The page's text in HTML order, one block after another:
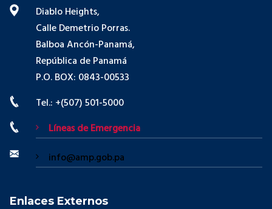
Diablo Heights,
Calle Demetrio Porras.
Balboa Ancón-Panamá,
República de Panamá
P.O. BOX: 0843-00533
Tel.: +(507) 501-5000
Líneas de Emergencia
info@amp.gob.pa
Enlaces Externos